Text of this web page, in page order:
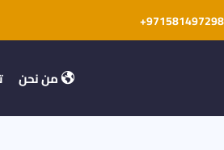
971581497298+
من نحن